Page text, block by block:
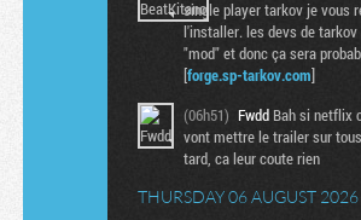
single player tarkov je vous
l'installer. les devs de
"mod" et donc ça sera
[forge.sp-tarkov.com]
(06h51) Fwdd Bah si netflix
vont mettre le trailer sur
tard, ca leur coute rien
THURSDAY 06 AUGUST 2026